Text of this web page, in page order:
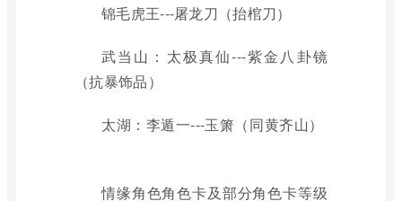
锦毛虎王---屠龙刀（抬棺刀）
武当山：太极真仙---紫金八卦镜
（抗暴饰品）
太湖：李遁一---玉箫（同黄齐山）
情缘角色角色卡及部分角色卡等级